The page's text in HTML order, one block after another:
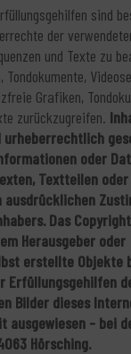
sind
der
und Texte zu
Grafiken,
zurückzugreifen.
urheberrechtlich
oder
Textteilen
Das
Herausgeber oder
erstellte Objekte
Erfüllungsgehilfen
Bilder dieses
- bei
Hörsching.